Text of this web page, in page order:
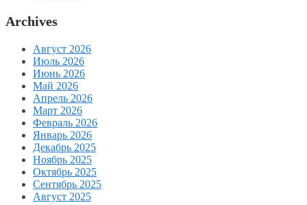
Archives
Август 2026
Июль 2026
Июнь 2026
Май 2026
Апрель 2026
Март 2026
Февраль 2026
Январь 2026
Декабрь 2025
Ноябрь 2025
Октябрь 2025
Сентябрь 2025
Август 2025